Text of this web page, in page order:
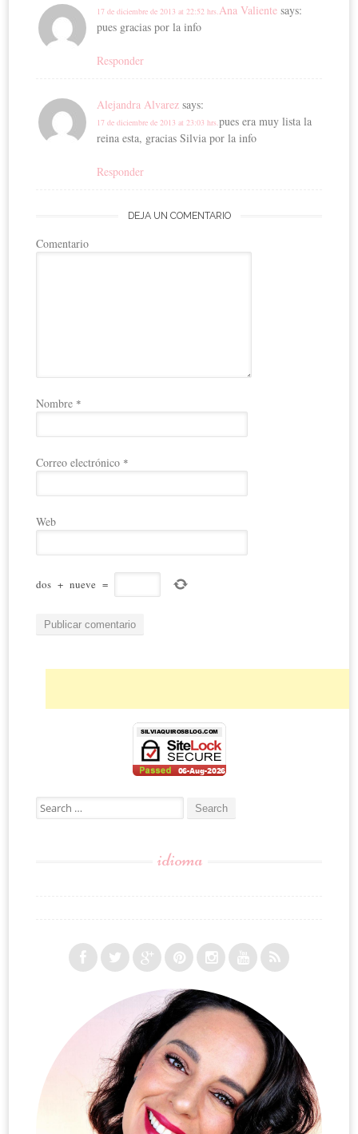
Ana Valiente says:
17 de diciembre de 2013 at 22:52 hrs.
pues gracias por la info
Responder
Alejandra Alvarez says:
17 de diciembre de 2013 at 23:03 hrs.pues era muy lista la
reina esta, gracias Silvia por la info
Responder
DEJA UN COMENTARIO
Comentario
Nombre *
Correo electrónico *
Web
dos + nueve =
Search for:
idioma